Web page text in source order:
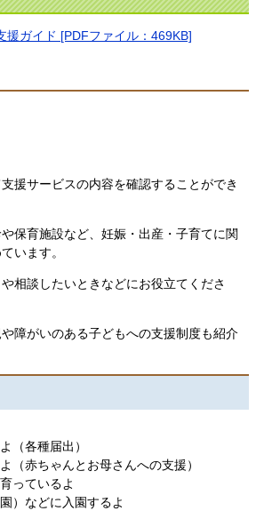
援ガイド [PDFファイル：469KB]
援サービスの内容を確認することができ
保育施設など、妊娠・出産・子育てに関
います。
相談したいときなどにお役立てくださ
障がいのある子どもへの支援制度も紹介
（各種届出）
（赤ちゃんとお母さんへの支援）
っているよ
）などに入園するよ